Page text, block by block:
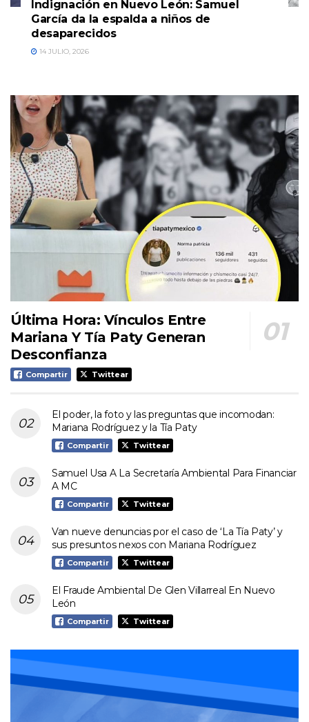
Indignación en Nuevo León: Samuel
García da la espalda a niños de
desaparecidos
14 JULIO, 2026
Última Hora: Vínculos Entre
Mariana Y Tía Paty Generan
Desconfianza
Compartir Twittear
El poder, la foto y las preguntas que incomodan:
Mariana Rodríguez y la Tía Paty
Compartir Twittear
Samuel Usa A La Secretaría Ambiental Para Financiar
A MC
Compartir Twittear
Van nueve denuncias por el caso de ‘La Tía Paty’ y
sus presuntos nexos con Mariana Rodríguez
Compartir Twittear
El Fraude Ambiental De Glen Villarreal En Nuevo
León
Compartir Twittear